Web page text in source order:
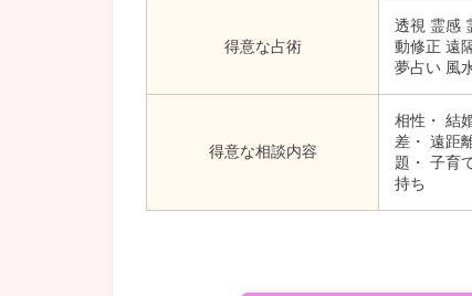
得意な占術
透視 霊感
動修正 遠
夢占い 風
得意な相談内容
相性・ 結
差・ 遠距
題・ 子育
持ち